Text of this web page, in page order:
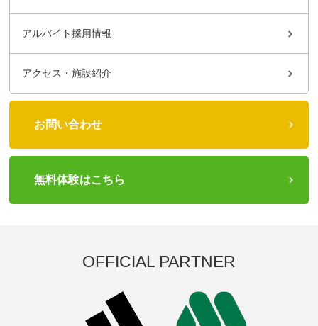
アルバイト採用情報
アクセス・施設紹介
お問い合わせ
無料体験はこちら
OFFICIAL PARTNER